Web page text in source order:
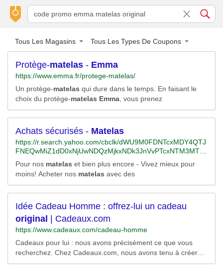
Tous Les Magasins Tous Les Types De Coupons
Protège-matelas - Emma
https://www.emma.fr/protege-matelas/
Un protège-matelas qui dure dans le temps. En faisant le
choix du protège-matelas Emma , vous prenez
Achats sécurisés - Matelas
https://r.search.yahoo.com/cbclk/dWU9M0FDNTcxMDY4QTJ
FNEQwMiZ1dD0xNjUwNDQzMjkxNDk3JnVvPTcxNTM3MTYy
MjY1MjYxJmx0PTImcz0yJmVzPVV4ZnVJTmNHUFNfSmtjVjd
ZbkZhek9JemdadUYwMjlNWTlGOHZzOERTZFBZaHJUWQ-
-/RV=2/RE=1650472091/RO=10/RU=https%3a%2f%2fwww.b
ing.com%2faclick%3fld%3de8kekixyefNsdqFGz53P3_KzVUC
Uzbqd-
W_ymfWUiybJGvFil_CNuI4M9xkwKhIn34PZw0LCf7UOonL3
5RYuCLEia0IahVRdmM2q4luN2YHUNXU1dH-
t7YJxsQEleIOIGE7JuPVUlOk2rx08mvPXAkd6PcmEsaHoKDy
WDIZGPR0vW9x-
0N%26u%3daHR0cHMlM2ElMmYlMmZ3d3cudmlkYXhsLmZ
yJTJmZyUyZjI2OTYlMmZtYXRlbGFzJTNmbXNjbGtpZCUzZ
Dg0N2I2MmUyYzViYjEyMjYyOGE0MDBiZDAxYTAzZjc1JTI2
Pour nos matelas et bien plus encore - Vivez mieux pour
moins! Acheter nos matelas avec des
Idée Cadeau Homme : offrez-lui un cadeau
original
| Cadeaux.com
https://www.cadeaux.com/cadeau-homme
Cadeaux pour lui : nous avons précisément ce que vous
recherchez. Chez Cadeaux.com, nous avons tenu à créer
une gamme de cadeaux à petits prix tout à fait originale.